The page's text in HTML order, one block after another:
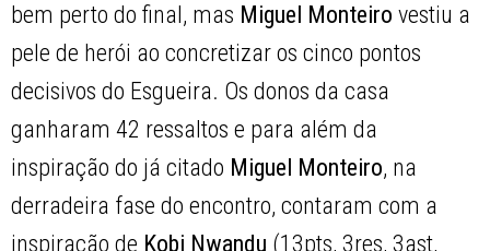
bem perto do final, mas Miguel Monteiro vestiu a
pele de herói ao concretizar os cinco pontos
decisivos do Esgueira. Os donos da casa
ganharam 42 ressaltos e para além da
inspiração do já citado Miguel Monteiro, na
derradeira fase do encontro, contaram com a
inspiração de Kobi Nwandu (13pts, 3res, 3ast,